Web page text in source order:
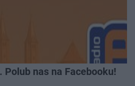
Polub nas na Facebooku!